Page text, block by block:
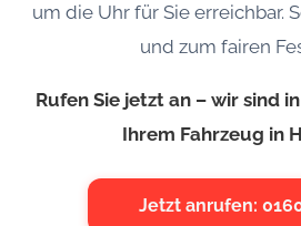
um die Uhr für Sie erreichbar.
und zum fairen
Rufen Sie jetzt an – wir sind
Ihrem Fahrzeug in
Jetzt anrufen: